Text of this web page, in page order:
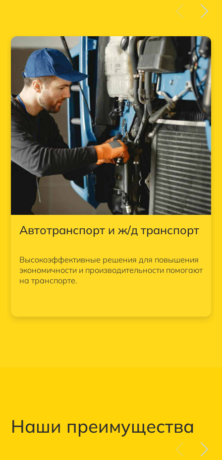
Автотранспорт и ж/д транспорт
Высокоэффективные решения для повышения
экономичности и производительности помогают
на транспорте.
Наши преимущества